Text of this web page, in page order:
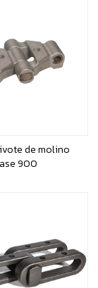
de molino
900